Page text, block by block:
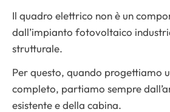
Il quadro elettrico non è un
dall’impianto fotovoltaico
strutturale.
Per questo, quando progettiamo
completo, partiamo sempre
esistente e della cabina.